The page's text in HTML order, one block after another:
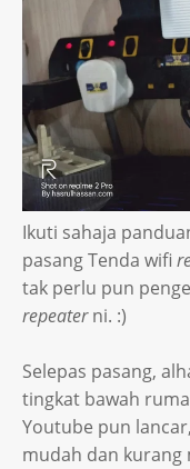
Ikuti sahaja
pasang Tenda wifi
tak perlu pun
repeaterni. :)
Selepas pasang,
tingkat bawah
Youtube pun
mudah dan kurang